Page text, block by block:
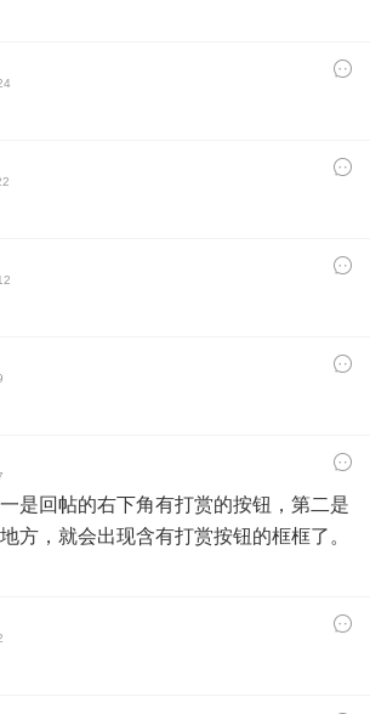
是回帖的右下角有打赏的按钮，第二是
方，就会出现含有打赏按钮的框框了。